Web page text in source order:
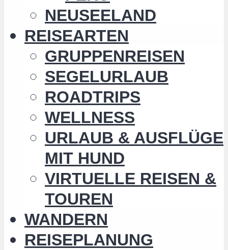
NEUSEELAND
REISEARTEN
GRUPPENREISEN
SEGELURLAUB
ROADTRIPS
WELLNESS
URLAUB & AUSFLÜGE
MIT HUND
VIRTUELLE REISEN &
TOUREN
WANDERN
REISEPLANUNG